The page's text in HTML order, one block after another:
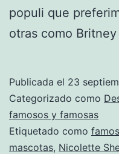
populi que
otras como
Publicada el 23
Categorizado como
famosos y famosas
Etiquetado como
mascotas, Nicolette